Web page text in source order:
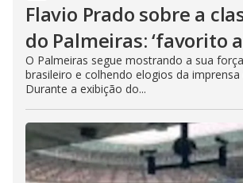
Flavio Prado sobre a
do Palmeiras: ‘favorito
O Palmeiras segue mostrando a sua
brasileiro e colhendo elogios da imprensa
Durante a exibição do...